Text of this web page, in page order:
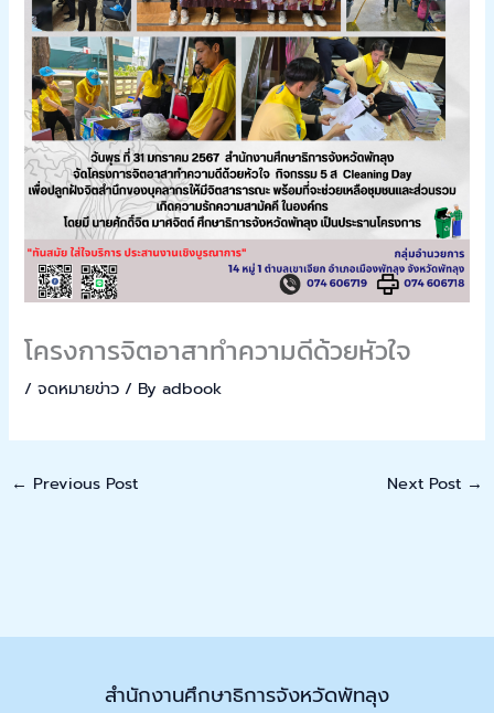
โครงการจิตอาสาทำความดีด้วยหัวใจ
/จดหมายข่าว / Byadbook
← Previous Post Next Post →
สำนักงานศึกษาธิการจังหวัดพัทลุง